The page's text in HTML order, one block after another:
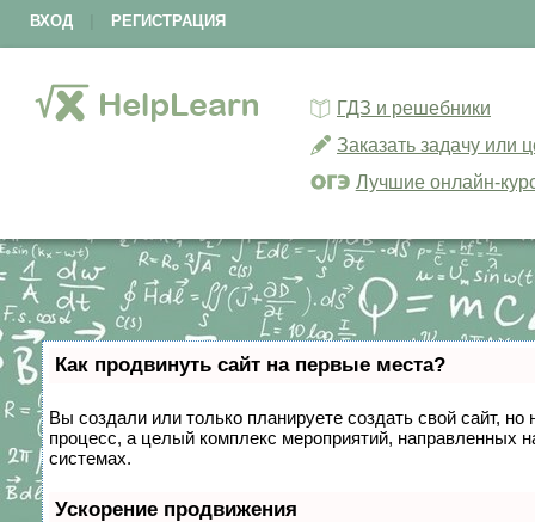
ВХОД РЕГИСТРАЦИЯ
ГДЗ и решебники
Заказать задачу или
Лучшие онлайн-
Как продвинуть сайт на первые места?
Вы создали или только планируете создать свой сайт,
процесс, а целый комплекс мероприятий, направленных
системах.
Ускорение продвижения